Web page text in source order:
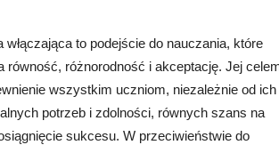
włączająca to podejście do nauczania, które
równość, różnorodność i akceptację. Jej
wszystkim uczniom, niezależnie od ich
potrzeb i zdolności, równych szans na
sukcesu. W przeciwieństwie do